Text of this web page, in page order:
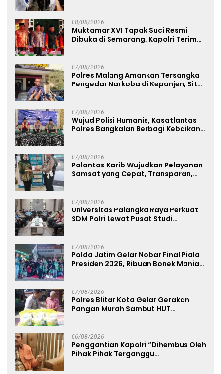
08/08/2026
Muktamar XVI Tapak Suci Resmi
Dibuka di Semarang, Kapolri Terima
07/08/2026
Polres Malang Amankan Tersangka
Pengedar Narkoba di Kepanjen, Sita
07/08/2026
Wujud Polisi Humanis, Kasatlantas
Polres Bangkalan Berbagi Kebaikan
07/08/2026
Polantas Karib Wujudkan Pelayanan
Samsat yang Cepat, Transparan,
07/08/2026
Universitas Palangka Raya Perkuat
SDM Polri Lewat Pusat Studi
07/08/2026
Polda Jatim Gelar Nobar Final Piala
Presiden 2026, Ribuan Bonek Mania
07/08/2026
Polres Blitar Kota Gelar Gerakan
Pangan Murah Sambut HUT
06/08/2026
Penggantian Kapolri “Dihembus Oleh
Pihak Pihak Terganggu